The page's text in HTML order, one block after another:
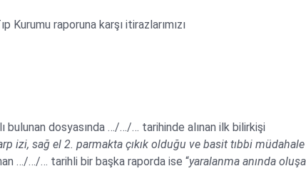
Kurumu raporuna karşı itirazlarımızı
bulunan dosyasında …/…/… tarihinde alınan ilk bilirkişi
izi, sağ el 2. parmakta çıkık olduğu ve basit tıbbi müdahale
…/…/… tarihli bir başka raporda ise “yaralanma anında